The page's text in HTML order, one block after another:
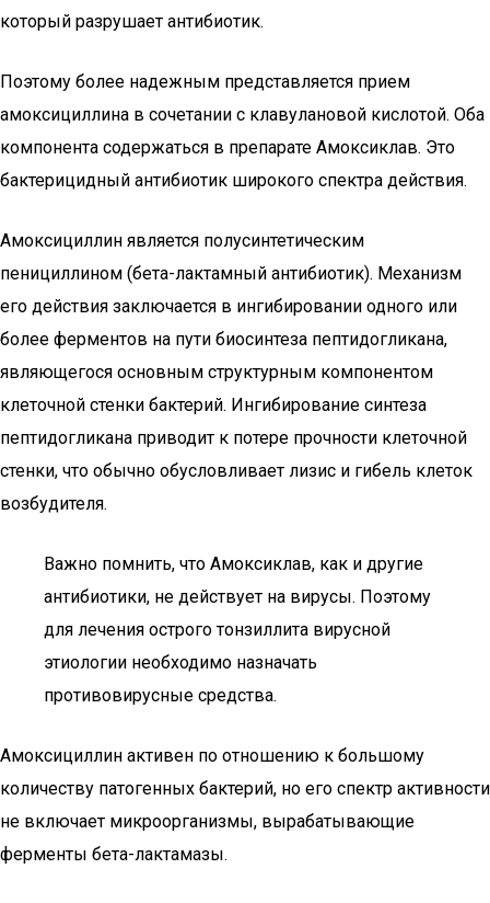
который разрушает антибиотик.
Поэтому более надежным представляется прием
амоксициллина в сочетании с клавулановой кислотой. Оба
компонента содержаться в препарате Амоксиклав. Это
бактерицидный антибиотик широкого спектра действия.
Амоксициллин является полусинтетическим
пенициллином (бета-лактамный антибиотик). Механизм
его действия заключается в ингибировании одного или
более ферментов на пути биосинтеза пептидогликана,
являющегося основным структурным компонентом
клеточной стенки бактерий. Ингибирование синтеза
пептидогликана приводит к потере прочности клеточной
стенки, что обычно обусловливает лизис и гибель клеток
возбудителя.
Важно помнить, что Амоксиклав, как и другие
антибиотики, не действует на вирусы. Поэтому
для лечения острого тонзиллита вирусной
этиологии необходимо назначать
противовирусные средства.
Амоксициллин активен по отношению к большому
количеству патогенных бактерий, но его спектр активности
не включает микроорганизмы, вырабатывающие
ферменты бета-лактамазы.